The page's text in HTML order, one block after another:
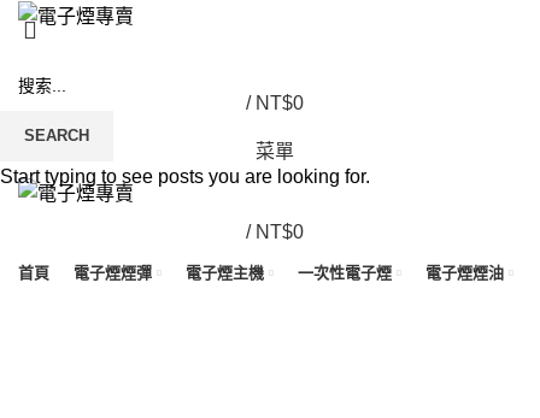
/ NT$0
菜單
/ NT$0
首頁 電子煙煙彈 電子煙主機 一次性電子煙 電子煙煙油
SEARCH
Start typing to see posts you are looking for.